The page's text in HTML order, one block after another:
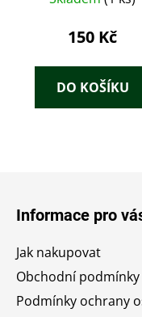
150 Kč
DO KOŠÍKU
Informace pro
Jak nakupovat
Obchodní podmínky
Podmínky ochrany